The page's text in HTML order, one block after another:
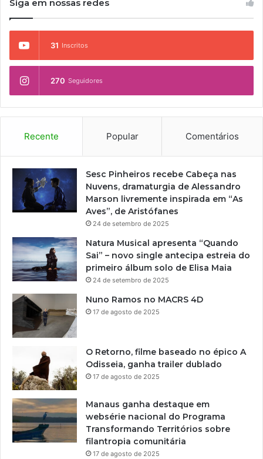
Siga em nossas redes
31 Inscritos
270 Seguidores
Recente Popular Comentários
Sesc Pinheiros recebe Cabeça nas
Nuvens, dramaturgia de Alessandro
Marson livremente inspirada em “As
Aves”, de Aristófanes
24 de setembro de 2025
Natura Musical apresenta “Quando
Sai” – novo single antecipa estreia do
primeiro álbum solo de Elisa Maia
24 de setembro de 2025
Nuno Ramos no MACRS 4D
17 de agosto de 2025
O Retorno, filme baseado no épico A
Odisseia, ganha trailer dublado
17 de agosto de 2025
Manaus ganha destaque em
websérie nacional do Programa
Transformando Territórios sobre
filantropia comunitária
17 de agosto de 2025